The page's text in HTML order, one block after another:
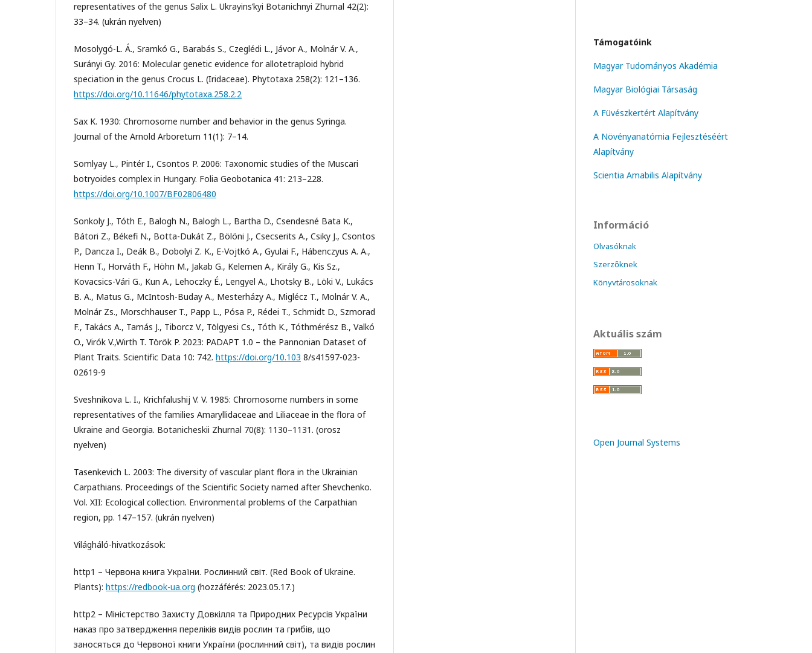
representatives of the genus Salix L. Ukrayins’kyi Botanichnyi Zhurnal 42(2):
33–34. (ukrán nyelven)
Mosolygó-L. Á., Sramkó G., Barabás S., Czeglédi L., Jávor A., Molnár V. A.,
Surányi Gy. 2016: Molecular genetic evidence for allotetraploid hybrid
speciation in the genus Crocus L. (Iridaceae). Phytotaxa 258(2): 121–136.
https://doi.org/10.11646/phytotaxa.258.2.2
Sax K. 1930: Chromosome number and behavior in the genus Syringa.
Journal of the Arnold Arboretum 11(1): 7–14.
Somlyay L., Pintér I., Csontos P. 2006: Taxonomic studies of the Muscari
botryoides complex in Hungary. Folia Geobotanica 41: 213–228.
https://doi.org/10.1007/BF02806480
Sonkoly J., Tóth E., Balogh N., Balogh L., Bartha D., Csendesné Bata K.,
Bátori Z., Békefi N., Botta-Dukát Z., Bölöni J., Csecserits A., Csiky J., Csontos
P., Dancza I., Deák B., Dobolyi Z. K., E-Vojtkó A., Gyulai F., Hábenczyus A. A.,
Henn T., Horváth F., Höhn M., Jakab G., Kelemen A., Király G., Kis Sz.,
Kovacsics-Vári G., Kun A., Lehoczky É., Lengyel A., Lhotsky B., Löki V., Lukács
B. A., Matus G., McIntosh-Buday A., Mesterházy A., Miglécz T., Molnár V. A.,
Molnár Zs., Morschhauser T., Papp L., Pósa P., Rédei T., Schmidt D., Szmorad
F., Takács A., Tamás J., Tiborcz V., Tölgyesi Cs., Tóth K., Tóthmérész B., Valkó
O., Virók V.,Wirth T. Török P. 2023: PADAPT 1.0 – the Pannonian Dataset of
Plant Traits. Scientific Data 10: 742. https://doi.org/10.103 8/s41597-023-
02619-9
Sveshnikova L. I., Krichfalushij V. V. 1985: Chromosome numbers in some
representatives of the families Amaryllidaceae and Liliaceae in the flora of
Ukraine and Georgia. Botanicheskii Zhurnal 70(8): 1130–1131. (orosz
nyelven)
Tasenkevich L. 2003: The diversity of vascular plant flora in the Ukrainian
Carpathians. Proceedings of the Scientific Society named after Shevchenko.
Vol. XII: Ecological collection. Environmental problems of the Carpathian
region, pp. 147–157. (ukrán nyelven)
Világháló-hivatkozások:
http1 – Червона книга України. Рослинний світ. (Red Book of Ukraine.
Plants): https://redbook-ua.org (hozzáférés: 2023.05.17.)
http2 – Міністерство Захисту Довкілля та Природних Ресурсів України
наказ про затвердження переліків видів рослин та грибів, що
заносяться до Червоної книги України (рослинний світ), та видів рослин
Támogatóink
Magyar Tudományos Akadémia
Magyar Biológiai Társaság
A Füvészkertért Alapítvány
A Növényanatómia Fejlesztéséért
Alapítvány
Scientia Amabilis Alapítvány
Információ
Olvasóknak
Szerzőknek
Könyvtárosoknak
Aktuális szám
Open Journal Systems